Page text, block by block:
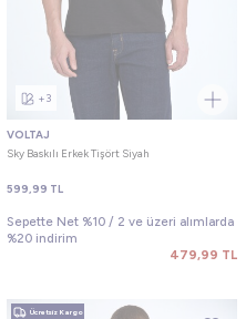
+3
VOLTAJ
Sky Baskılı Erkek Tişört Siyah
599,99 TL
Sepette Net %10 / 2 ve üzeri alımlarda
%20 indirim
479,99 TL
Ücretsiz Kargo